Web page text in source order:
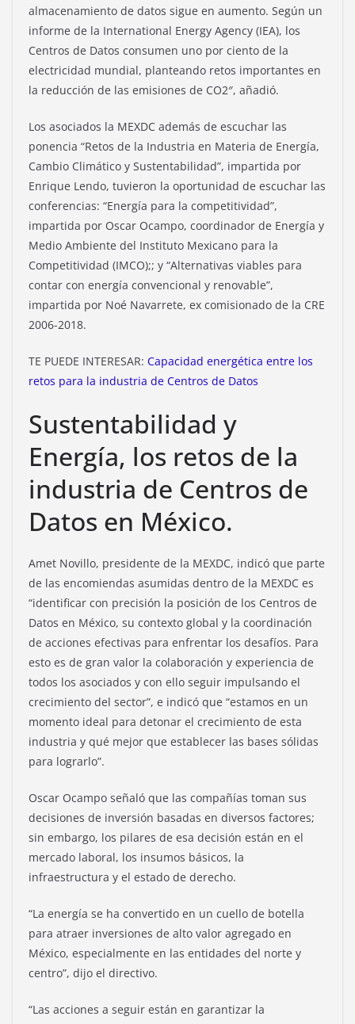
almacenamiento de datos sigue en aumento. Según un
informe de la International Energy Agency (IEA), los
Centros de Datos consumen uno por ciento de la
electricidad mundial, planteando retos importantes en
la reducción de las emisiones de CO2″, añadió.
Los asociados la MEXDC además de escuchar las
ponencia “Retos de la Industria en Materia de Energía,
Cambio Climático y Sustentabilidad”, impartida por
Enrique Lendo, tuvieron la oportunidad de escuchar las
conferencias: “Energía para la competitividad”,
impartida por Oscar Ocampo, coordinador de Energía y
Medio Ambiente del Instituto Mexicano para la
Competitividad (IMCO);; y “Alternativas viables para
contar con energía convencional y renovable”,
impartida por Noé Navarrete, ex comisionado de la CRE
2006-2018.
TE PUEDE INTERESAR: Capacidad energética entre los
retos para la industria de Centros de Datos
Sustentabilidad y
Energía, los retos de la
industria de Centros de
Datos en México.
Amet Novillo, presidente de la MEXDC, indicó que parte
de las encomiendas asumidas dentro de la MEXDC es
“identificar con precisión la posición de los Centros de
Datos en México, su contexto global y la coordinación
de acciones efectivas para enfrentar los desafíos. Para
esto es de gran valor la colaboración y experiencia de
todos los asociados y con ello seguir impulsando el
crecimiento del sector”, e indicó que “estamos en un
momento ideal para detonar el crecimiento de esta
industria y qué mejor que establecer las bases sólidas
para lograrlo”.
Oscar Ocampo señaló que las compañías toman sus
decisiones de inversión basadas en diversos factores;
sin embargo, los pilares de esa decisión están en el
mercado laboral, los insumos básicos, la
infraestructura y el estado de derecho.
“La energía se ha convertido en un cuello de botella
para atraer inversiones de alto valor agregado en
México, especialmente en las entidades del norte y
centro”, dijo el directivo.
“Las acciones a seguir están en garantizar la